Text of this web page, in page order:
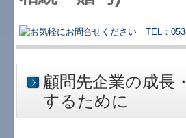
業務案内
経営革新等支援機関
経営理念
税理士変更をお考えの方へ
顧問先企業の成長
するために